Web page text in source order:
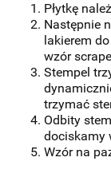
Płytkę
Następnie
lakierem
wzór
Stempel
trzymać
Odbity
dociskamy
Wzór na